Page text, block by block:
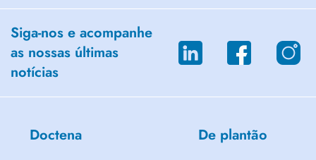
Siga-nos e acompanhe
as nossas últimas
notícias
Doctena De plantão